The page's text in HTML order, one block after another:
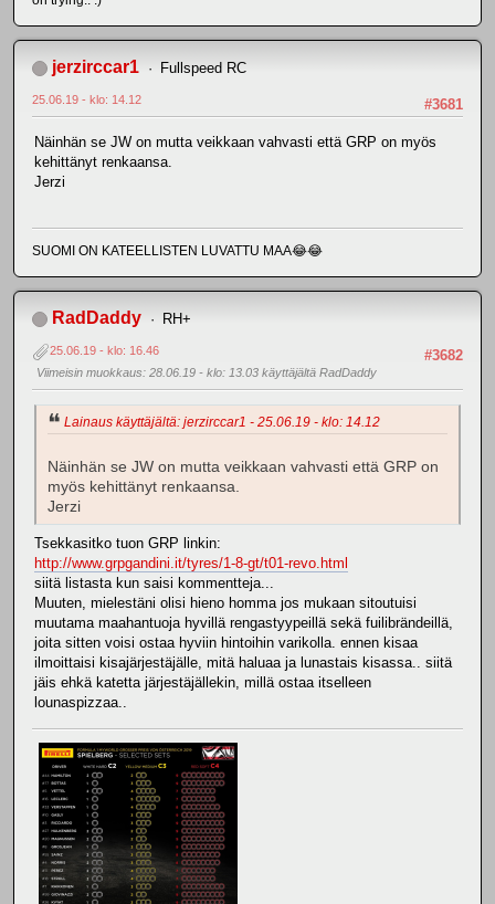
jerzirccar1 Fullspeed RC
#3681
25.06.19 - klo: 14.12
Näinhän se JW on mutta veikkaan vahvasti että GRP on myös
kehittänyt renkaansa.
Jerzi
SUOMI ON KATEELLISTEN LUVATTU MAA😂😂
RadDaddy RH+
#3682
25.06.19 - klo: 16.46
Viimeisin muokkaus: 28.06.19 - klo: 13.03 käyttäjältä RadDaddy
Lainaus käyttäjältä: jerzirccar1 - 25.06.19 - klo: 14.12
Näinhän se JW on mutta veikkaan vahvasti että GRP on
myös kehittänyt renkaansa.
Jerzi
Tsekkasitko tuon GRP linkin:
http://www.grpgandini.it/tyres/1-8-gt/t01-revo.html
siitä listasta kun saisi kommentteja...
Muuten, mielestäni olisi hieno homma jos mukaan sitoutuisi
muutama maahantuoja hyvillä rengastyypeillä sekä fuilibrändeillä,
joita sitten voisi ostaa hyviin hintoihin varikolla. ennen kisaa
ilmoittaisi kisajärjestäjälle, mitä haluaa ja lunastais kisassa.. siitä
jäis ehkä katetta järjestäjällekin, millä ostaa itselleen
lounaspizzaa..